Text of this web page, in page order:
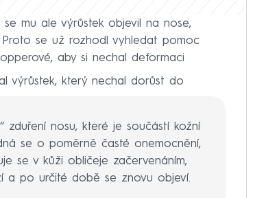
mu ale výrůstek objevil na nose,
se už rozhodl vyhledat pomoc
aby si nechal deformaci
výrůstek, který nechal dorůst do
zduření nosu, které je součástí kožní
se o poměrně časté onemocnění,
se v kůži obličeje začervenáním,
a po určité době se znovu objeví.